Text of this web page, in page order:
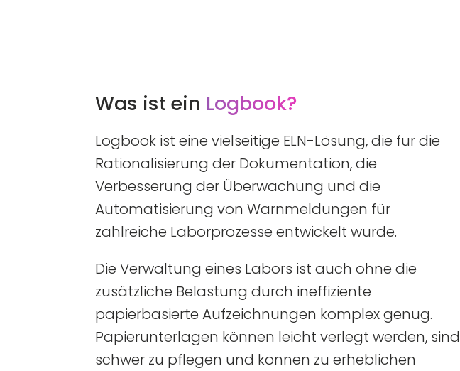
Was ist ein Logbook?
Logbook ist eine vielseitige ELN-Lösung, die für die
Rationalisierung der Dokumentation, die
Verbesserung der Überwachung und die
Automatisierung von Warnmeldungen für
zahlreiche Laborprozesse entwickelt wurde.
Die Verwaltung eines Labors ist auch ohne die
zusätzliche Belastung durch ineffiziente
papierbasierte Aufzeichnungen komplex genug.
Papierunterlagen können leicht verlegt werden, sind
schwer zu pflegen und können zu erheblichen